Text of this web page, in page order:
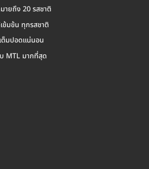
ายถึง 20 รสชาติ
ข้มข้น ทุกรสชาติ
ต็มปอดแน่นอน
MTL มากที่สุด